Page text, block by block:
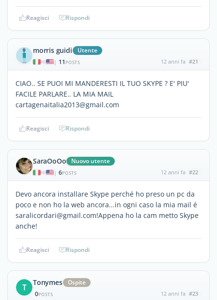
Reagisci Rispondi
morris guidi Utente
| 11 POSTS 12 anni fa #21
CIAO.. SE PUOI MI MANDERESTI IL TUO SKYPE ? E' PIU'
FACILE PARLARE.. LA MIA MAIL
cartagenaitalia2013@gmail.com
Reagisci Rispondi
SaraOoOo Nuovo utente
| 6POSTS 12 anni fa #22
Devo ancora installare Skype perché ho preso un pc da
poco e non ho la web ancora...in ogni caso la mia mail é
saralicordari@gmail.com!Appena ho la cam metto Skype
anche!
Reagisci Rispondi
T Tonymes
Ospite
0POSTS 12 anni fa #23